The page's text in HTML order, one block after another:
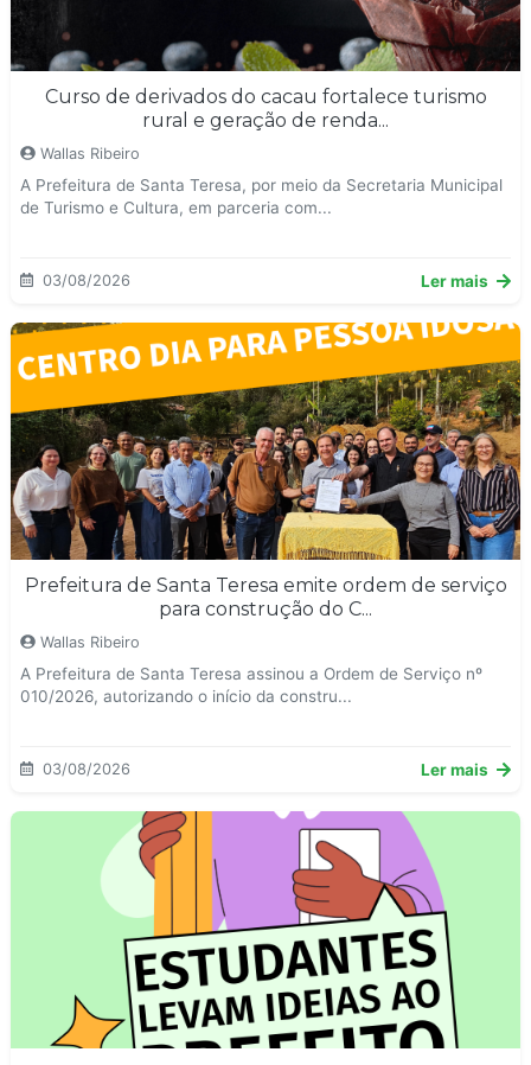
Curso de derivados do cacau fortalece turismo
rural e geração de renda...
Wallas Ribeiro
A Prefeitura de Santa Teresa, por meio da Secretaria Municipal
de Turismo e Cultura, em parceria com...
03/08/2026 Ler mais
Prefeitura de Santa Teresa emite ordem de serviço
para construção do C...
Wallas Ribeiro
A Prefeitura de Santa Teresa assinou a Ordem de Serviço nº
010/2026, autorizando o início da constru...
03/08/2026 Ler mais